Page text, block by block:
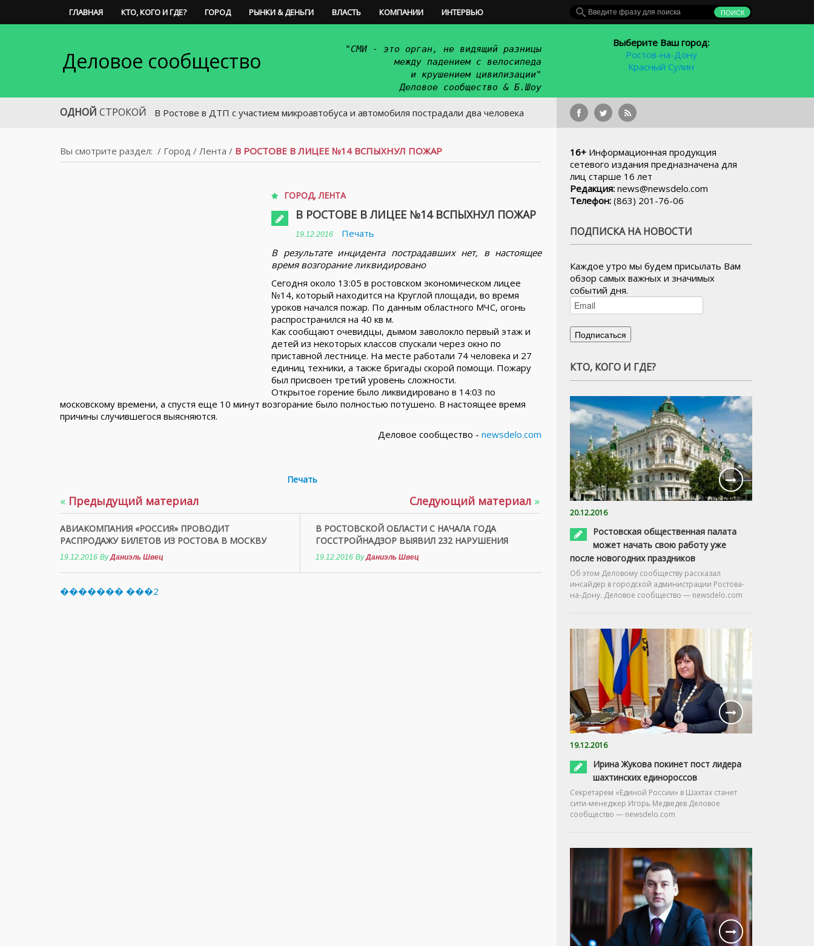
ГЛАВНАЯ КТО, КОГО И ГДЕ? ГОРОД РЫНКИ & ДЕНЬГИ ВЛАСТЬ КОМПАНИИ ИНТЕРВЬЮ
Деловое сообщество
"СМИ - это орган, не видящий разницы
между падением с велосипеда
и крушением цивилизации"
Деловое сообщество & Б.Шоу
Выберите Ваш город:
Ростов-на-Дону
Красный Сулин
ОДНОЙ СТРОКОЙ
В Ростове в ДТП с участием микроавтобуса и автомобиля пострадали два человека
Вы смотрите раздел: / Город / Лента / В РОСТОВЕ В ЛИЦЕЕ №14 ВСПЫХНУЛ ПОЖАР
ГОРОД,ЛЕНТА
В РОСТОВЕ В ЛИЦЕЕ №14 ВСПЫХНУЛ ПОЖАР
19.12.2016
Печать
В результате инцидента пострадавших нет, в настоящее
время возгорание ликвидировано
Сегодня около 13:05 в ростовском экономическом лицее
№14, который находится на Круглой площади, во время
уроков начался пожар. По данным областного МЧС, огонь
распространился на 40 кв м.
Как сообщают очевидцы, дымом заволокло первый этаж и
детей из некоторых классов спускали через окно по
приставной лестнице. На месте работали 74 человека и 27
единиц техники, а также бригады скорой помощи. Пожару
был присвоен третий уровень сложности.
Открытое горение было ликвидировано в 14:03 по
московскому времени, а спустя еще 10 минут возгорание было полностью потушено. В настоящее время
причины случившегося выясняются.
Деловое сообщество - newsdelo.com
Печать
« Предыдущий материал
АВИАКОМПАНИЯ «РОССИЯ» ПРОВОДИТ
РАСПРОДАЖУ БИЛЕТОВ ИЗ РОСТОВА В МОСКВУ
19.12.2016 ByДаниэль Швец
Следующий материал »
В РОСТОВСКОЙ ОБЛАСТИ С НАЧАЛА ГОДА
ГОССТРОЙНАДЗОР ВЫЯВИЛ 232 НАРУШЕНИЯ
19.12.2016 ByДаниэль Швец
������� ���2
16+ Информационная продукция
сетевого издания предназначена для
лиц старше 16 лет
Редакция: news@newsdelo.com
Телефон: (863) 201-76-06
ПОДПИСКА НА НОВОСТИ
Каждое утро мы будем присылать Вам
обзор самых важных и значимых
событий дня.
КТО, КОГО И ГДЕ?
20.12.2016
Ростовская общественная палата
может начать свою работу уже
после новогодних праздников
Об этом Деловому сообществу рассказал
инсайдер в городской администрации Ростова-
на-Дону. Деловое сообщество — newsdelo.com
19.12.2016
Ирина Жукова покинет пост лидера
шахтинских единороссов
Секретарем «Единой России» в Шахтах станет
сити-менеджер Игорь Медведев Деловое
сообщество — newsdelo.com